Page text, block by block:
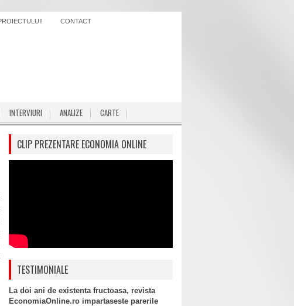
CONTACT
INTERVIURI ANALIZE CARTE
CLIP PREZENTARE ECONOMIA ONLINE
TESTIMONIALE
La doi ani de existenta fructoasa, revista
EconomiaOnline.ro impartaseste parerile